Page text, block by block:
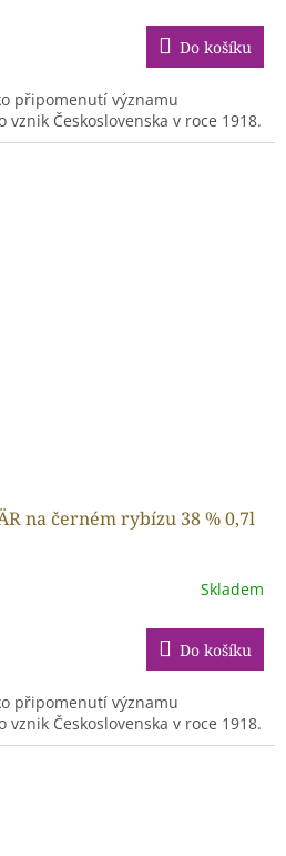
Do košíku
připomenutí významu
Československa v roce 1918.
na černém rybízu 38 % 0,7l
Skladem
Do košíku
připomenutí významu
Československa v roce 1918.